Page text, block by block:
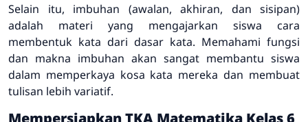
Selain itu, imbuhan (awalan, akhiran, dan sisipan)
adalah materi yang mengajarkan siswa cara
membentuk kata dari dasar kata. Memahami fungsi
dan makna imbuhan akan sangat membantu siswa
dalam memperkaya kosa kata mereka dan membuat
tulisan lebih variatif.
Mempersiapkan TKA Matematika Kelas 6